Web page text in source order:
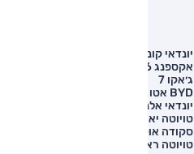
יונדאי קונה
אקספנג G6
ג׳אקו 7
BYD אטו 3
יונדאי אלנטרה
טויוטה יאריס קרוס
סקודה אוקטביה
טויוטה ראב 4